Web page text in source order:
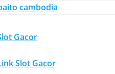
cambodia
Gacor
Slot Gacor